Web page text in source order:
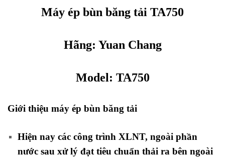
Máy ép bùn băng tải TA750
Hãng: Yuan Chang
Model: TA750
Giới thiệu máy ép bùn băng tải
Hiện nay các công trình XLNT, ngoài phần
nước sau xử lý đạt tiêu chuẩn thải ra bên ngoài